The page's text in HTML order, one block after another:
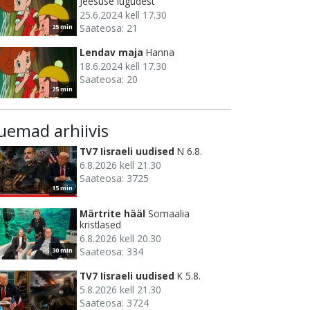
25 min
25.6.2024 kell 17.30
Saateosa: 21
25 min
Lendav maja Hanna
18.6.2024 kell 17.30
Saateosa: 20
arhiivis
15 min
TV7 Iisraeli uudised N 6.8.
6.8.2026 kell 21.30
Saateosa: 3725
30 min
Märtrite hääl Somaalia
kristlased
6.8.2026 kell 20.30
Saateosa: 334
TV7 Iisraeli uudised K 5.8.
5.8.2026 kell 21.30
Saateosa: 3724